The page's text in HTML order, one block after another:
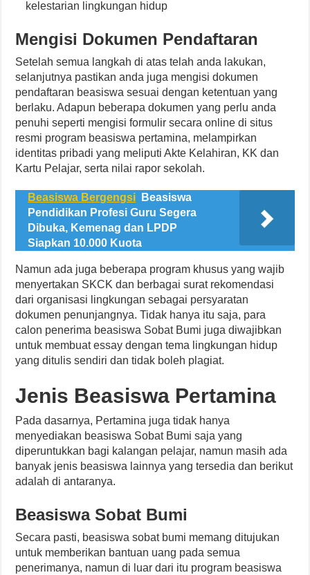
kelestarian lingkungan hidup
Mengisi Dokumen Pendaftaran
Setelah semua langkah di atas telah anda lakukan,
selanjutnya pastikan anda juga mengisi dokumen
pendaftaran beasiswa sesuai dengan ketentuan yang
berlaku. Adapun beberapa dokumen yang perlu anda
penuhi seperti mengisi formulir secara online di situs
resmi program beasiswa pertamina, melampirkan
identitas pribadi yang meliputi Akte Kelahiran, KK dan
Kartu Pelajar, serta nilai rapor sekolah.
Beasiswa Bergengsi
Beasiswa
Pendidikan Profesi Guru Segera
Dibuka, Kemenag dan LPDP
Siapkan 10.000 Kuota
Namun ada juga beberapa program khusus yang wajib
menyertakan SKCK dan berbagai surat rekomendasi
dari organisasi lingkungan sebagai persyaratan
dokumen penunjangnya. Tidak hanya itu saja, para
calon penerima beasiswa Sobat Bumi juga diwajibkan
untuk membuat essay dengan tema lingkungan hidup
yang ditulis sendiri dan tidak boleh plagiat.
Jenis Beasiswa Pertamina
Pada dasarnya, Pertamina juga tidak hanya
menyediakan beasiswa Sobat Bumi saja yang
diperuntukkan bagi kalangan pelajar, namun masih ada
banyak jenis beasiswa lainnya yang tersedia dan berikut
adalah di antaranya.
Beasiswa Sobat Bumi
Secara pasti, beasiswa sobat bumi memang ditujukan
untuk memberikan bantuan uang pada semua
penerimanya, namun di luar dari itu program beasiswa